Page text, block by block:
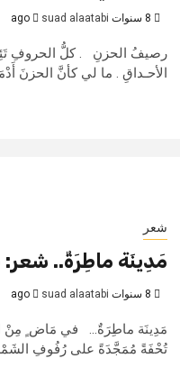
suad alaatabi
رصيفُ الحزنِ . كلُّ الحروفِ
الأحـداقِ . ما لي كأنَّ الحزنَ
شعر
مَدِينَة ماطِرَةٌ..
suad alaatabi
مَدِينَة ماطِرَةٌ... في مَاض ٍ مِنْ
تُحْفَةً مُمَجَّدَةً على رُفُوفِ